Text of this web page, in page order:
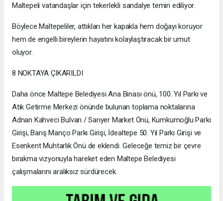
Maltepeli vatandaşlar için tekerlekli sandalye temin ediliyor.
Böylece Maltepeliler, attıkları her kapakla hem doğayı koruyor
hem de engelli bireylerin hayatını kolaylaştıracak bir umut
oluyor.
8 NOKTAYA ÇIKARILDI
Daha önce Maltepe Belediyesi Ana Binası önü, 100. Yıl Parkı ve
Atık Getirme Merkezi önünde bulunan toplama noktalarına
Adnan Kahveci Bulvarı / Sarıyer Market Önü, Kumkumoğlu Parkı
Girişi, Barış Manço Parkı Girişi, İdealtepe 50. Yıl Parkı Girişi ve
Esenkent Muhtarlık Önü de eklendi. Geleceğe temiz bir çevre
bırakma vizyonuyla hareket eden Maltepe Belediyesi
çalışmalarını aralıksız sürdürecek.